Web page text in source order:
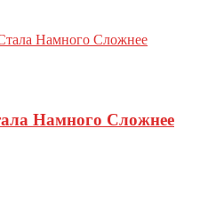
Намного Сложнее